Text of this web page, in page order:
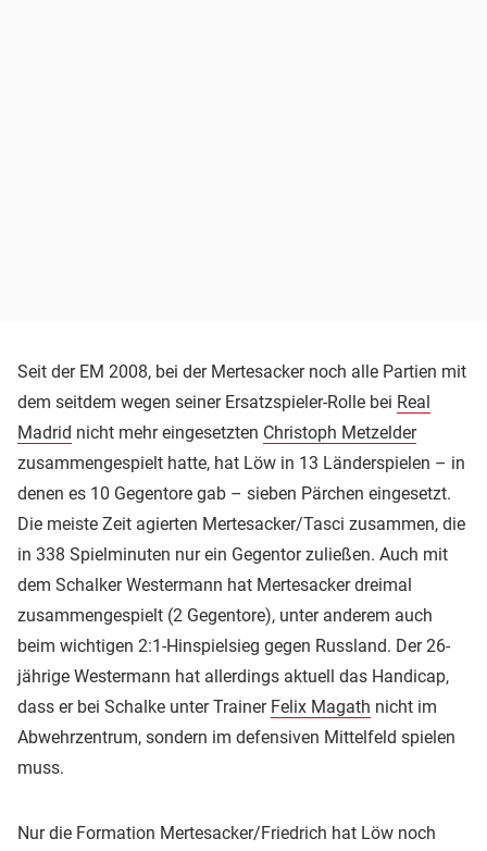
Seit der EM 2008, bei der Mertesacker noch alle Partien mit
dem seitdem wegen seiner Ersatzspieler-Rolle bei Real
Madrid nicht mehr eingesetzten Christoph Metzelder
zusammengespielt hatte, hat Löw in 13 Länderspielen – in
denen es 10 Gegentore gab – sieben Pärchen eingesetzt.
Die meiste Zeit agierten Mertesacker/Tasci zusammen, die
in 338 Spielminuten nur ein Gegentor zuließen. Auch mit
dem Schalker Westermann hat Mertesacker dreimal
zusammengespielt (2 Gegentore), unter anderem auch
beim wichtigen 2:1-Hinspielsieg gegen Russland. Der 26-
jährige Westermann hat allerdings aktuell das Handicap,
dass er bei Schalke unter Trainer Felix Magath nicht im
Abwehrzentrum, sondern im defensiven Mittelfeld spielen
muss.
Nur die Formation Mertesacker/Friedrich hat Löw noch